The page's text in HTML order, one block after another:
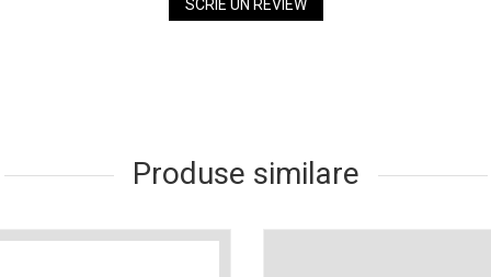
SCRIE UN REVIEW
Produse similare